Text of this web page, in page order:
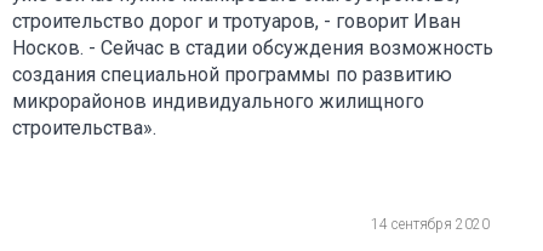
строительство дорог и тротуаров, - говорит Иван
Носков. - Сейчас в стадии обсуждения возможность
создания специальной программы по развитию
микрорайонов индивидуального жилищного
строительства».
14 сентября 2020